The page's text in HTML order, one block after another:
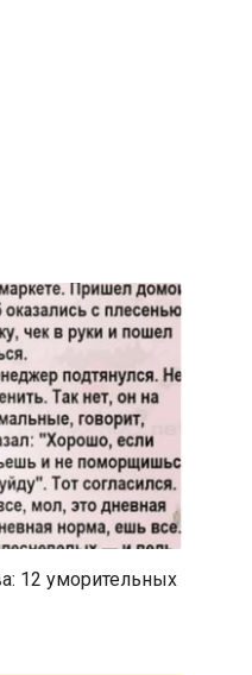
12 уморительных